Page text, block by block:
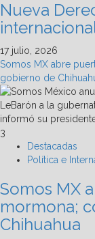
Nueva
17 julio, 2026
Somos MX abre
gobierno de
3
Destacadas
Política e
Somos MX
mormona;
Chihuahua